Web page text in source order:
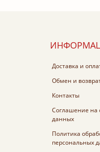
Доставка и
Обмен и
Контакты
Соглашение на
данных
Политика
персональных